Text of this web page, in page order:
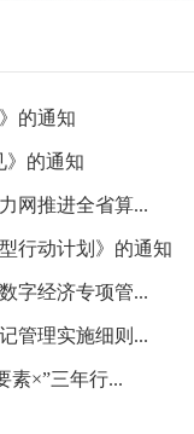
的通知
》的通知
网推进全省算...
行动计划》的通知
字经济专项管...
管理实施细则...
素×”三年行...